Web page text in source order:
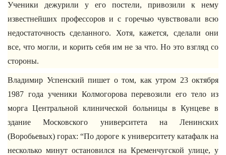
Ученики дежурили у его постели, привозили к нему
известнейших профессоров и с горечью чувствовали всю
недостаточность сделанного. Хотя, кажется, сделали они
все, что могли, и корить себя им не за что. Но это взгляд со
стороны.
Владимир Успенский пишет о том, как утром 23 октября
1987 года ученики Колмогорова перевозили его тело из
морга Центральной клинической больницы в Кунцеве в
здание Московского университета на Ленинских
(Воробьевых) горах: “По дороге к университету катафалк на
несколько минут остановился на Кременчугской улице, у